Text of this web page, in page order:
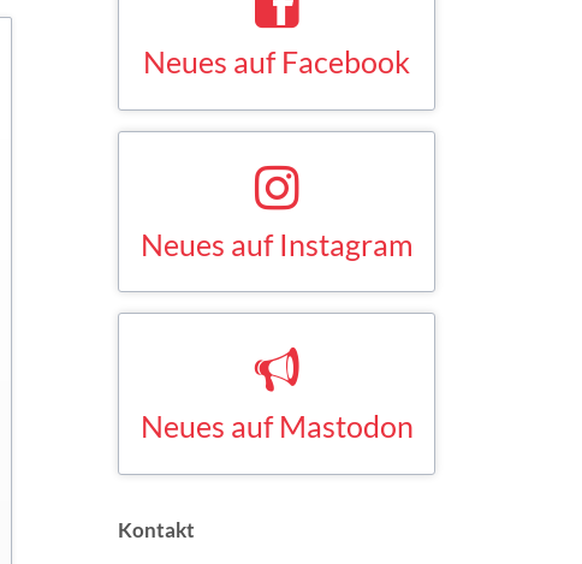
Saskia Esken bei Facebook
FACEBOOK
Neues auf Instagram
Saskia Esken bei Instagram
INSTAGRAM
Neues auf Mastodon
Saskia Esken bei Mastodon
MASTODON
Kontakt